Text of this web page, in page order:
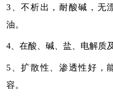
3、不析出，耐酸碱，无
油。
4、 在酸、碱、盐、电解质
5、扩散性、渗透性好，
容。